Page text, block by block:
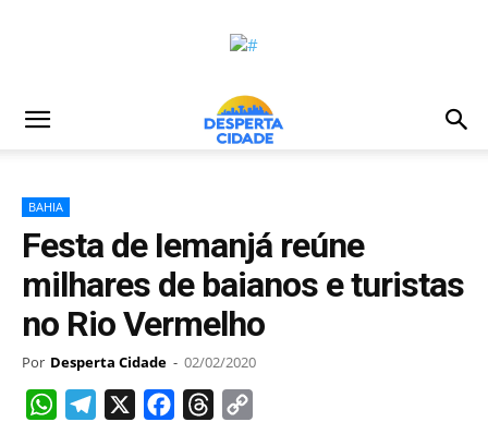
BAHIA
Festa de Iemanjá reúne
milhares de baianos e turistas
no Rio Vermelho
Por Desperta Cidade - 02/02/2020
WhatsAppTelegram FacebookThreads